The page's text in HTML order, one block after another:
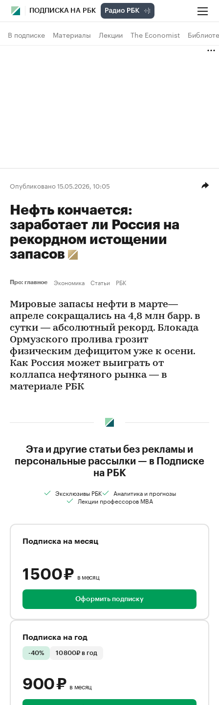
ПОДПИСКА НА РБК
В подписке Материалы Лекции The Economist
Опубликовано 15.05.2026, 10:05
Нефть кончается:
заработает ли Россия на
рекордном истощении
запасов
Про: главное Экономика Статьи РБК
Мировые запасы нефти в марте—
апреле сокращались на 4,8 млн барр. в
сутки — абсолютный рекорд. Блокада
Ормузского пролива грозит
физическим дефицитом уже к осени.
Как Россия может выиграть от
коллапса нефтяного рынка — в
материале РБК
Эта и другие статьи без рекламы и
персональные рассылки — в Подписке
на РБК
Эксклюзивы РБК
Аналитика и прогнозы
Лекции профессоров MBA
Подписка на месяц
1 500 ₽ в месяц
Оформить подписку
Подписка на год
-40% 10 800₽ в год
900 ₽ в месяц